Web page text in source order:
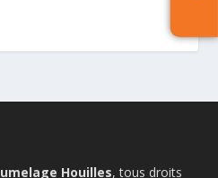
Houilles, tous droits